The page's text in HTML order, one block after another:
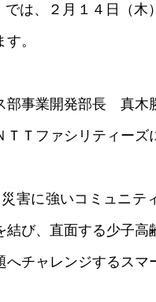
は、２月１４日（木
。
事業開発部長 真木
Ｔファシリティーズ
害に強いコミュニテ
び、直面する少子高
チャレンジするスマ